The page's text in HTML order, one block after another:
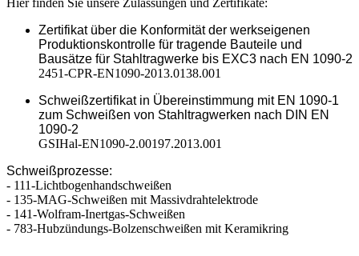
Zertifikat über die Konformität der werkseigenen
Produktionskontrolle für tragende Bauteile und
Bausätze für Stahltragwerke bis EXC3 nach EN 1090-2
2451-CPR-EN1090-2013.0138.001
Schweißzertifikat in Übereinstimmung mit EN 1090-1
zum Schweißen von Stahltragwerken nach DIN EN
1090-2
GSIHal-EN1090-2.00197.2013.001
Schweißprozesse:
- 111-Lichtbogenhandschweißen
- 135-MAG-Schweißen mit Massivdrahtelektrode
- 141-Wolfram-Inertgas-Schweißen
- 783-Hubzündungs-Bolzenschweißen mit Keramikring